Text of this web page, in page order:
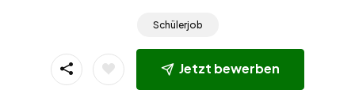
Schülerjob
Jetzt bewerben